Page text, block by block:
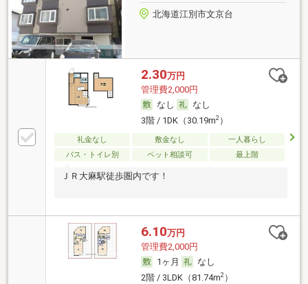
北海道江別市文京台
2.30万円
管理費2,000円
なし
なし
3階 / 1DK（30.19m2）
礼金なし 敷金なし
一人暮らし
バス・トイレ別
ペット相談可 最上階
ＪＲ大麻駅徒歩圏内です！
6.10万円
管理費2,000円
1ヶ月
なし
2階 / 3LDK（81.74m2）